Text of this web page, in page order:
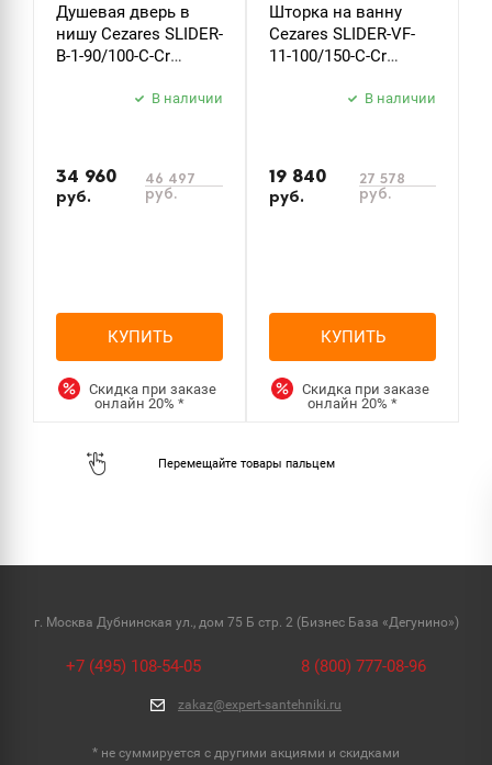
Душевая дверь в
нишу Cezares SLIDER-
B-1-90/100-C-Cr
В наличии
34 960
руб.
46 497
руб.
КУПИТЬ
Скидка при заказе
онлайн20%*
Шторка на ванну
Cezares SLIDER-VF-
11-100/150-C-Cr
В наличии
19 840
руб.
27 578
руб.
КУПИТЬ
Скидка при заказе
онлайн20%*
г. Москва Дубнинская ул., дом 75 Б стр. 2 (Бизнес База «Дегунино»)
+7 (495) 108-54-05 8 (800) 777-08-96
zakaz@expert-santehniki.ru
* не суммируется с другими акциями и скидками